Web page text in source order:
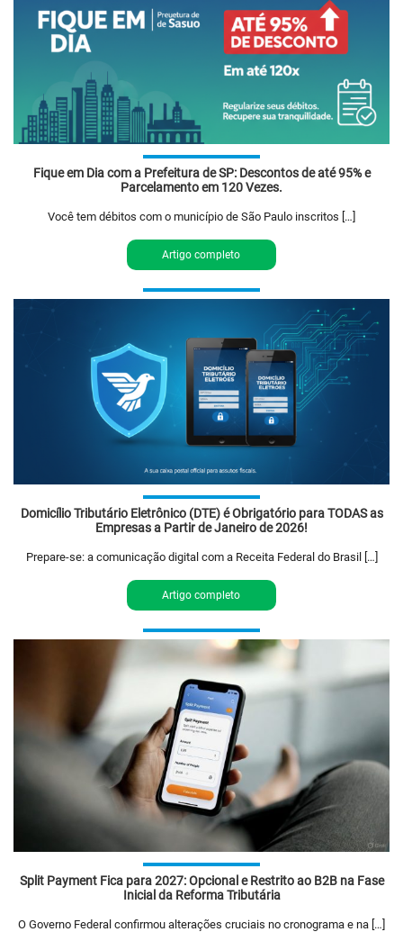
Fique em Dia com a Prefeitura de SP: Descontos de até 95% e
Parcelamento em 120 Vezes.
Você tem débitos com o município de São Paulo inscritos […]
Artigo completo
Domicílio Tributário Eletrônico (DTE) é Obrigatório para TODAS as
Empresas a Partir de Janeiro de 2026!
Prepare-se: a comunicação digital com a Receita Federal do Brasil […]
Artigo completo
Split Payment Fica para 2027: Opcional e Restrito ao B2B na Fase
Inicial da Reforma Tributária
O Governo Federal confirmou alterações cruciais no cronograma e na […]